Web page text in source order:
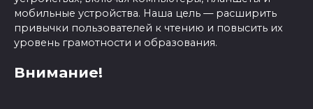
мобильные устройства. Наша цель — расширить
привычки пользователей к чтению и повысить их
уровень грамотности и образования.
Внимание!